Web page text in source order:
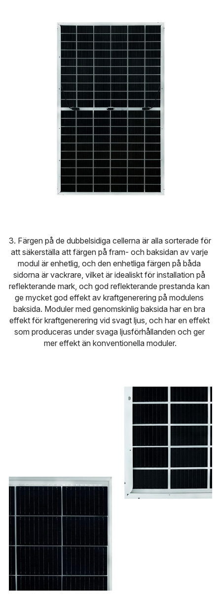
3. Färgen på de dubbelsidiga cellerna är alla sorterade för
att säkerställa att färgen på fram- och baksidan av varje
modul är enhetlig, och den enhetliga färgen på båda
sidorna är vackrare, vilket är idealiskt för installation på
reflekterande mark, och god reflekterande prestanda kan
ge mycket god effekt av kraftgenerering på modulens
baksida. Moduler med genomskinlig baksida har en bra
effekt för kraftgenerering vid svagt ljus, och har en effekt
som produceras under svaga ljusförhållanden och ger
mer effekt än konventionella moduler.